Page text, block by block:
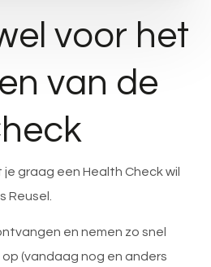
voor het
van de
graag een Health Check wil
Reusel.
en nemen zo snel
(vandaag nog en anders